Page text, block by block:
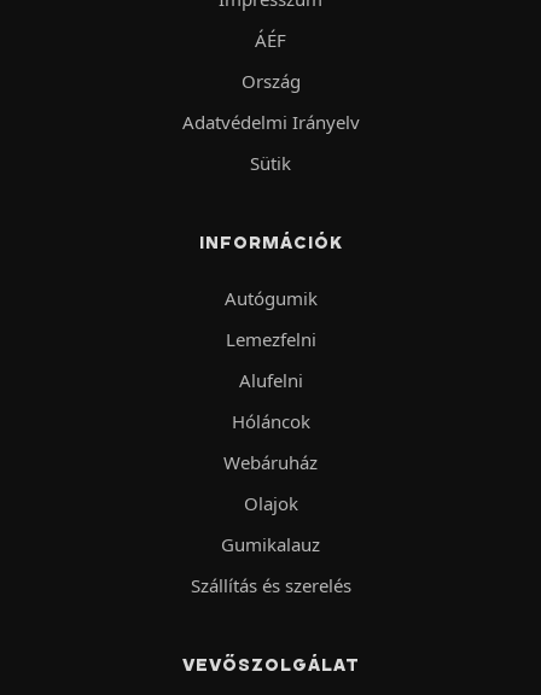
ÁÉF
Ország
Adatvédelmi Irányelv
Sütik
INFORMÁCIÓK
Autógumik
Lemezfelni
Alufelni
Hóláncok
Webáruház
Olajok
Gumikalauz
Szállítás és szerelés
VEVŐSZOLGÁLAT